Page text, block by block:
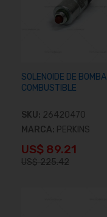
Añadir al carrito
SOLENOIDE DE
COMBUSTIBLE
SKU: 26420470
MARCA: PERKINS
US$ 89.21
US$ 225.42